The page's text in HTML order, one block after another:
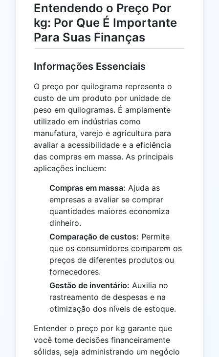
Entendendo o Preço Por
kg: Por Que É Importante
Para Suas Finanças
Informações Essenciais
O preço por quilograma representa o
custo de um produto por unidade de
peso em quilogramas. É amplamente
utilizado em indústrias como
manufatura, varejo e agricultura para
avaliar a acessibilidade e a eficiência
das compras em massa. As principais
aplicações incluem:
Compras em massa: Ajuda as
empresas a avaliar se comprar
quantidades maiores economiza
dinheiro.
Comparação de custos: Permite
que os consumidores comparem os
preços de diferentes produtos ou
fornecedores.
Gestão de inventário: Auxilia no
rastreamento de despesas e na
otimização dos níveis de estoque.
Entender o preço por kg garante que
você tome decisões financeiramente
sólidas, seja administrando um negócio